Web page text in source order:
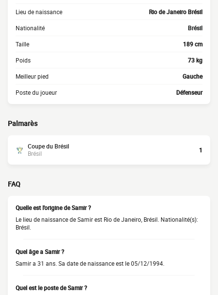
Lieu de naissance Rio de Janeiro Brésil
Nationalité Brésil
Taille 189 cm
Poids 73 kg
Meilleur pied Gauche
Poste du joueur Défenseur
Palmarès
Coupe du Brésil
Brésil
1
FAQ
Quelle est l'origine de Samir ?
Le lieu de naissance de Samir est Rio de Janeiro, Brésil. Nationalité(s):
Brésil.
Quel âge a Samir ?
Samir a 31 ans. Sa date de naissance est le 05/12/1994.
Quel est le poste de Samir ?